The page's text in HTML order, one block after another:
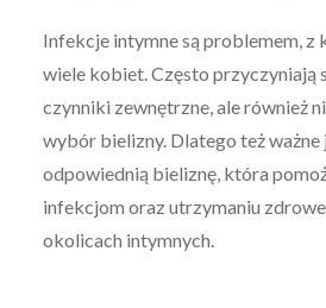
Infekcje intymne są problemem, z
wiele kobiet. Często przyczyniają
czynniki zewnętrzne, ale również
wybór bielizny. Dlatego też ważne
odpowiednią bieliznę, która
infekcjom oraz utrzymaniu
okolicach intymnych.